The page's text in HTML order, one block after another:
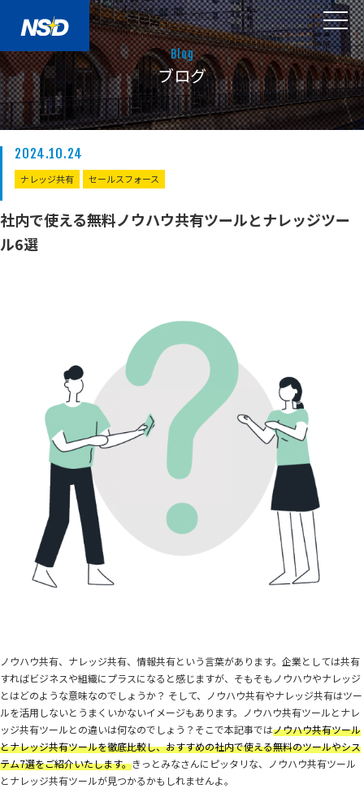
Blog
ブログ
2024.10.24
ナレッジ共有 セールスフォース
社内で使える無料ノウハウ共有ツールとナレッジツー
ル6選
ノウハウ共有、ナレッジ共有、情報共有という言葉があります。企業としては共有
すればビジネスや組織にプラスになると感じますが、そもそもノウハウやナレッジ
とはどのような意味なのでしょうか？ そして、ノウハウ共有やナレッジ共有はツー
ルを活用しないとうまくいかないイメージもあります。ノウハウ共有ツールとナレ
ッジ共有ツールとの違いは何なのでしょう？そこで本記事ではノウハウ共有ツール
とナレッジ共有ツールを徹底比較し、おすすめの社内で使える無料のツールやシス
テム7選をご紹介いたします。きっとみなさんにピッタリな、ノウハウ共有ツール
とナレッジ共有ツールが見つかるかもしれませんよ。